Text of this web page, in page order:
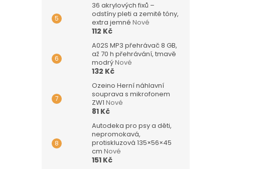
36 akrylových fixů –
odstíny pleti a zemité tóny,
extra jemné Nové
112 Kč
A02S MP3 přehrávač 8 GB,
až 70 h přehrávání, tmavě
modrýNové
132 Kč
Ozeino Herní náhlavní
souprava s mikrofonem
ZW1 Nové
81 Kč
Autodeka pro psy a děti,
nepromokavá,
protiskluzová 135×56×45
cm Nové
151 Kč